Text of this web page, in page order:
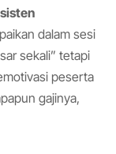
dalam sesi
sekali” tetapi
peserta
gajinya,